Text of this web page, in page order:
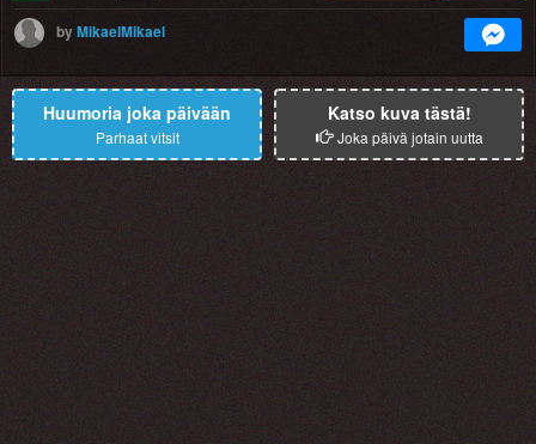
byMikaelMikael
Huumoria joka päivään
Parhaat vitsit
Katso kuva tästä!
Joka päivä jotain uutta